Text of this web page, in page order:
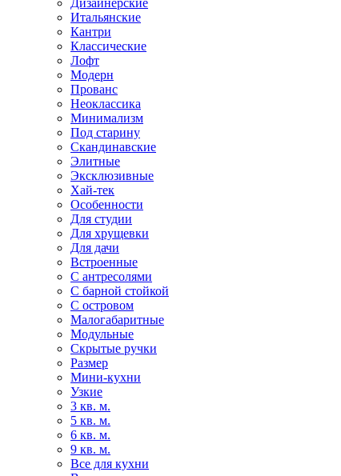
Итальянские
Кантри
Классические
Лофт
Модерн
Прованс
Неоклассика
Минимализм
Под старину
Скандинавские
Элитные
Эксклюзивные
Хай-тек
Особенности
Для студии
Для хрущевки
Для дачи
Встроенные
С антресолями
С барной стойкой
С островом
Малогабаритные
Модульные
Скрытые ручки
Размер
Мини-кухни
Узкие
3 кв. м.
5 кв. м.
6 кв. м.
9 кв. м.
Все для кухни